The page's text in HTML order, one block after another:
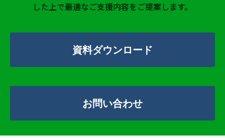
した上で最適なご支援内容をご提案します。
資料ダウンロード
お問い合わせ